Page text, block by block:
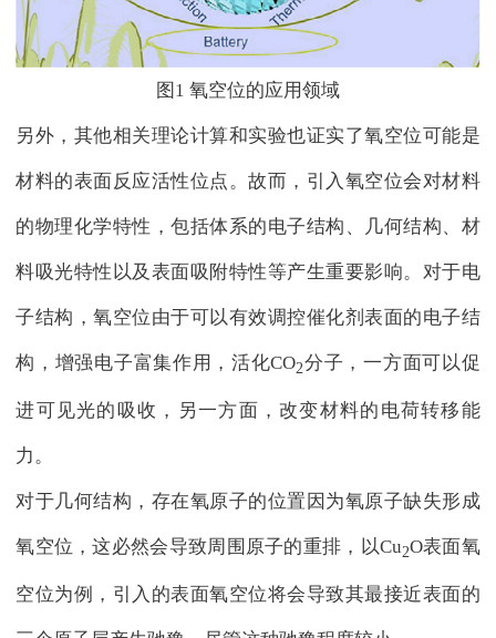
图1 氧空位的应用领域
另外，其他相关理论计算和实验也证实了氧空位可能是
材料的表面反应活性位点。故而，引入氧空位会对材料
的物理化学特性，包括体系的电子结构、几何结构、材
料吸光特性以及表面吸附特性等产生重要影响。对于电
子结构，氧空位由于可以有效调控催化剂表面的电子结
构，增强电子富集作用，活化CO2分子，一方面可以促
进可见光的吸收，另一方面，改变材料的电荷转移能
力。
对于几何结构，存在氧原子的位置因为氧原子缺失形成
氧空位，这必然会导致周围原子的重排，以Cu2O表面氧
空位为例，引入的表面氧空位将会导致其最接近表面的